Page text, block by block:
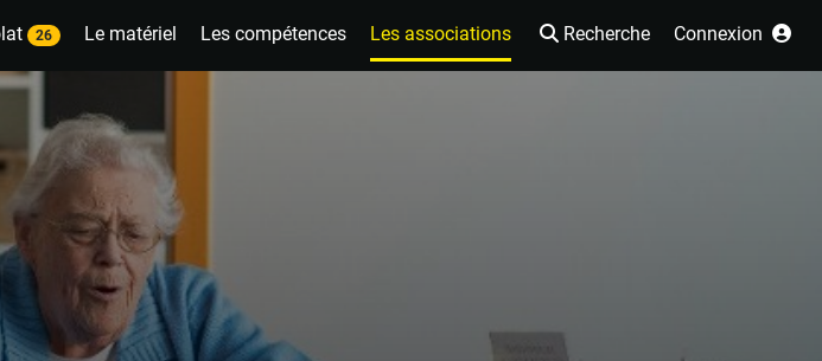
26 Le matériel Les compétences Les associations Recherche Connexion